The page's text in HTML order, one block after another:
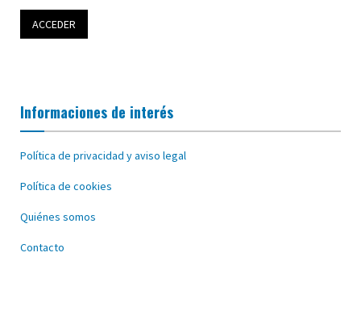
Informaciones de interés
Política de privacidad y aviso legal
Política de cookies
Quiénes somos
Contacto